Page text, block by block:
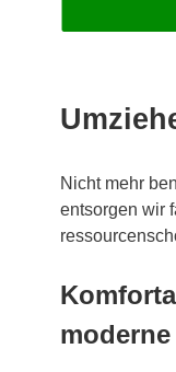
Nicht mehr
entsorgen wir